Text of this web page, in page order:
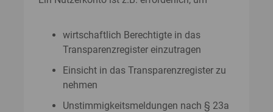
wirtschaftlich Berechtigte in das
Transparenzregister einzutragen
Einsicht in das Transparenzregister zu
nehmen
Unstimmigkeitsmeldungen nach § 23a